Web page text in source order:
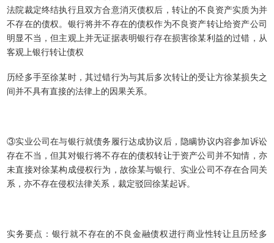
法院裁定终结执行且双方合意消灭债权后，转让的不良资产实质为并
不存在的债权。银行将并不存在的债权作为不良资产转让给资产公司
明显不当，但主观上并无证据表明银行存在损害徐某利益的过错，从
客观上银行转让债权
历经多手至徐某时，其过错行为与其后多次转让的受让方徐某损失之
间并不具有直接的法律上的因果关系。
③实业公司在与银行就债务履行达成协议后，隐瞒协议内容参加诉讼
存在不当，但其对银行将不存在的债权转让于资产公司并不知情，亦
未直接对徐某构成侵权行为，故徐某与银行、实业公司不存在合同关
系，亦不存在侵权法律关系，裁定驳回徐某起诉。
实务要点：银行就不存在的不良金融债权进行商业性转让且历经多